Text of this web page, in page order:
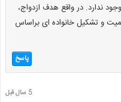
ندارد. در واقع هدف ازدواج،
و تشکیل خانواده ای براساس
پاسخ
5 سال قبل